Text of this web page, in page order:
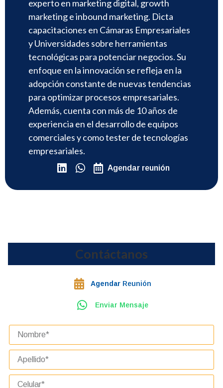
experto en marketing digital, growth
marketing e inbound marketing. Dicta
capacitaciones en Cámaras Empresariales
y Universidades sobre herramientas
tecnológicas para potenciar negocios. Su
enfoque en la innovación se refleja en la
adopción constante de nuevas tendencias
para optimizar procesos empresariales.
Además, cuenta con más de 10 años de
experiencia en el desarrollo de equipos
comerciales y como tester de tecnologías
empresariales.
Agendar reunión
Contáctanos
Agendar Reunión
Enviar Mensaje